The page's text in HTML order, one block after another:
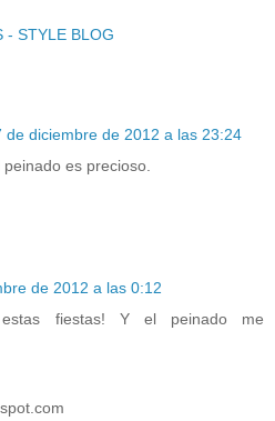
- STYLE BLOG
de diciembre de 2012 a las 23:24
es precioso.
de 2012 a las 0:12
fiestas! Y el peinado me